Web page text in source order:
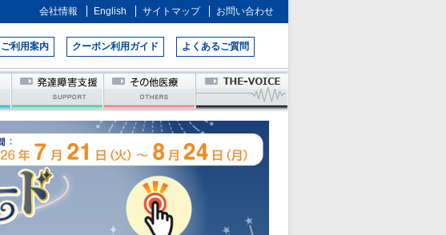
会社情報 English サイトマップ お問い合わせ
ご利用案内 クーポン利用ガイド よくあるご質問